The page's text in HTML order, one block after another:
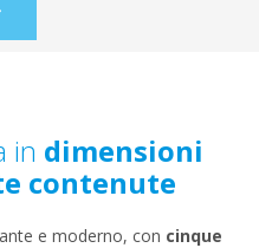
in dimensioni
contenute
e moderno, con cinque